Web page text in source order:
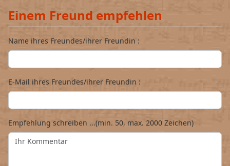
Einem Freund empfehlen
Name ihres Freundes/ihrer Freundin :
E-Mail ihres Freundes/ihrer Freundin :
Empfehlung schreiben ...(min. 50, max. 2000 Zeichen)